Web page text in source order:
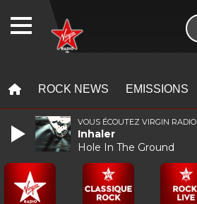
ROCK NEWS EMISSIONS
VOUS ÉCOUTEZ VIRGIN RADIO
Inhaler
Hole In The Ground
WEBRADIO